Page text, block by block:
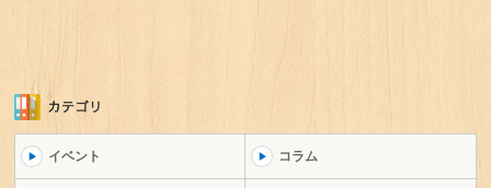
イベント コラム